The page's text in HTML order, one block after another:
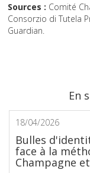
Sources : Comité
Consorzio di Tutela
Guardian.
En
18/04/2026
Bulles
face à la
Champagne